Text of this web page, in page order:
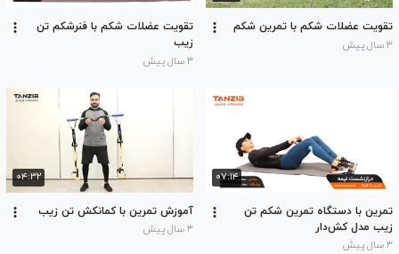
تقویت عضلات شکم با تمرین شکم
۳ سال پیش
تقویت عضلات شکم با فنرشکم تن
زیب
۳ سال پیش
۰۷:۱۴
تمرین با دستگاه تمرین شکم تن
زیب مدل کش‌دار
۳ سال پیش
۰۴:۳۲
آموزش تمرین با کمانکش تن زیب
۳ سال پیش